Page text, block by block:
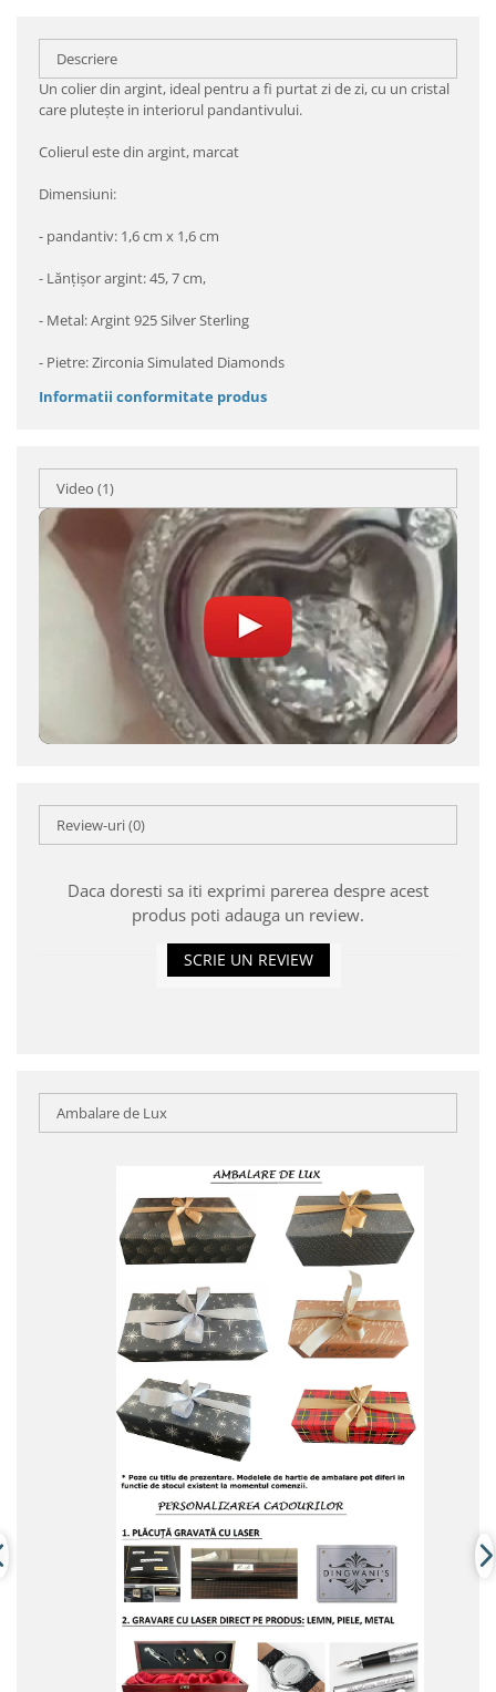
Descriere
Un colier din argint, ideal pentru a fi purtat zi de zi, cu un cristal
care plutește in interiorul pandantivului.
Colierul este din argint, marcat
Dimensiuni:
- pandantiv: 1,6 cm x 1,6 cm
- Lănțișor argint: 45, 7 cm,
- Metal: Argint 925 Silver Sterling
- Pietre: Zirconia Simulated Diamonds
Informatii conformitate produs
Video (1)
Review-uri(0)
Daca doresti sa iti exprimi parerea despre acest
produs poti adauga un review.
SCRIE UN REVIEW
Ambalare de Lux